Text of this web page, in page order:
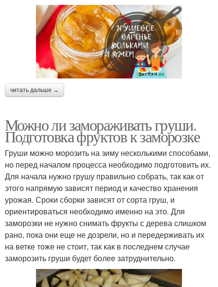
читать дальше →
Можно ли замораживать груши.
Подготовка фруктов к заморозке
Груши можно морозить на зиму несколькими способами,
но перед началом процесса необходимо подготовить их.
Для начала нужно грушу правильно собрать, так как от
этого напрямую зависят период и качество хранения
урожая. Сроки сборки зависят от сорта груш, и
ориентироваться необходимо именно на это. Для
заморозки не нужно снимать фрукты с дерева слишком
рано, пока они еще не дозрели, но и передерживать их
на ветке тоже не стоит, так как в последнем случае
заморозить груши будет более затруднительно.